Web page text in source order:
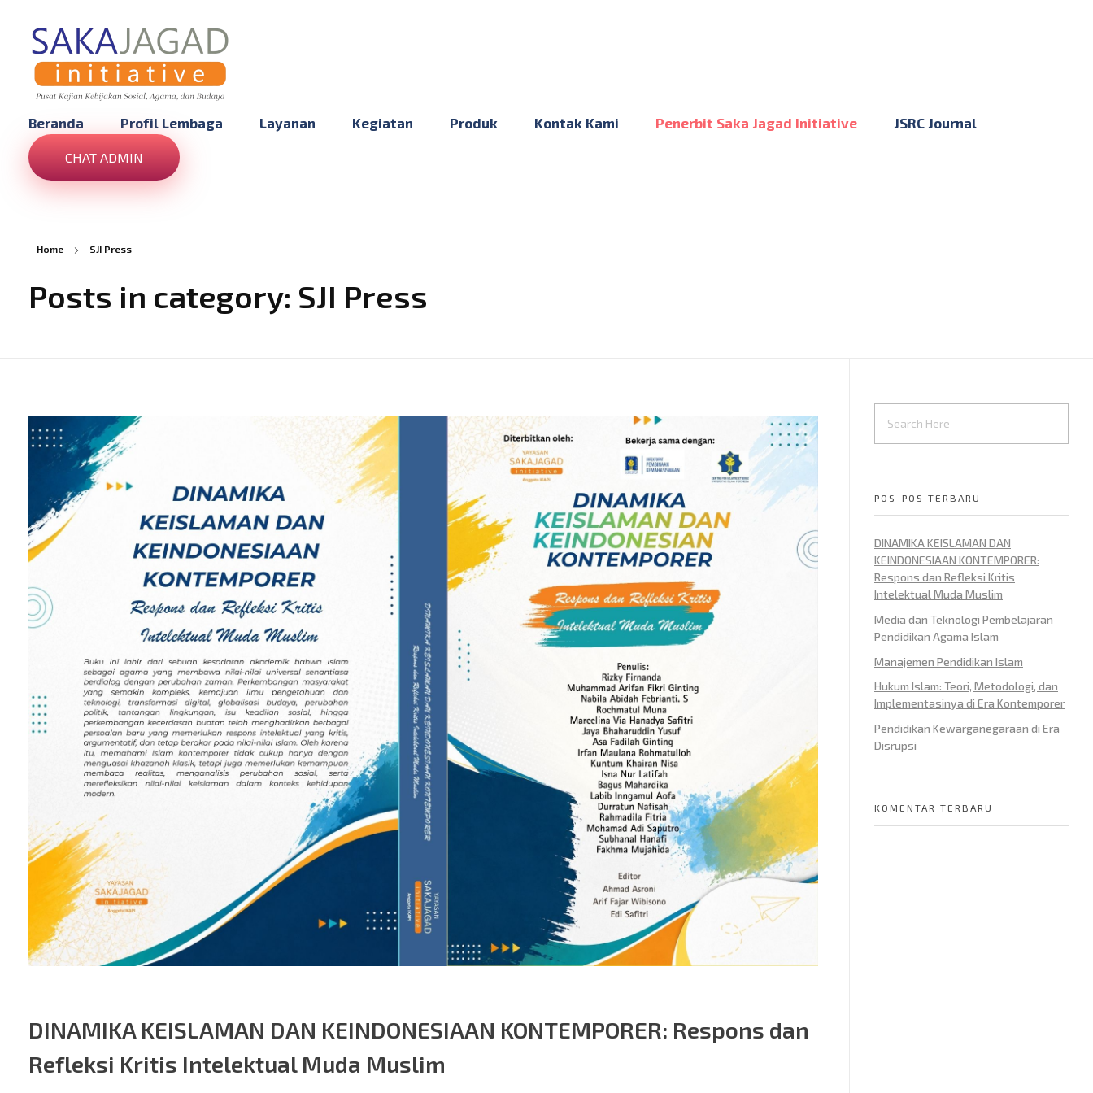
Saka Jagad Initiative
Beranda Profil Lembaga Layanan Kegiatan Produk Kontak Kami Penerbit Saka Jagad Initiative JSRC Journal
CHAT ADMIN
Home SJI Press
Posts in category: SJI Press
DINAMIKA KEISLAMAN DAN KEINDONESIAAN KONTEMPORER: Respons dan
Refleksi Kritis Intelektual Muda Muslim
POS-POS TERBARU
DINAMIKA KEISLAMAN DAN
KEINDONESIAAN KONTEMPORER:
Respons dan Refleksi Kritis
Intelektual Muda Muslim
Media dan Teknologi Pembelajaran
Pendidikan Agama Islam
Manajemen Pendidikan Islam
Hukum Islam: Teori, Metodologi, dan
Implementasinya di Era Kontemporer
Pendidikan Kewarganegaraan di Era
Disrupsi
KOMENTAR TERBARU